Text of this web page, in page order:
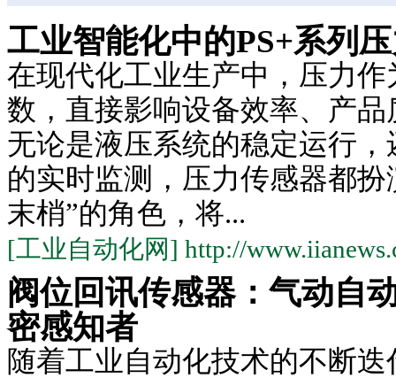
工业智能化中的PS+系列
在现代化工业生产中，压力
数，直接影响设备效率、产
无论是液压系统的稳定运行
的实时监测，压力传感器都扮
末梢”的角色，将...
[工业自动化网] http://
阀位回讯传感器：气动自
密感知者
随着工业自动化技术的不断